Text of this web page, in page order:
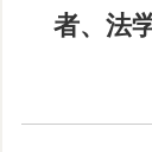
者、法